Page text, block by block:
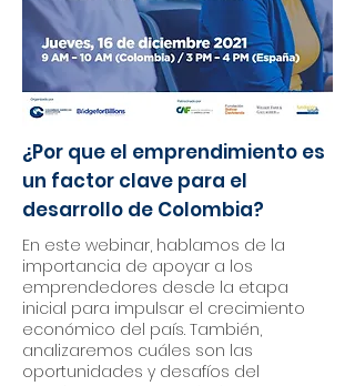
¿Por que el emprendimiento es
un factor clave para el
desarrollo de Colombia?
En este webinar, hablamos de la
importancia de apoyar a los
emprendedores desde la etapa
inicial para impulsar el crecimiento
económico del país. También,
analizaremos cuáles son las
oportunidades y desafíos del